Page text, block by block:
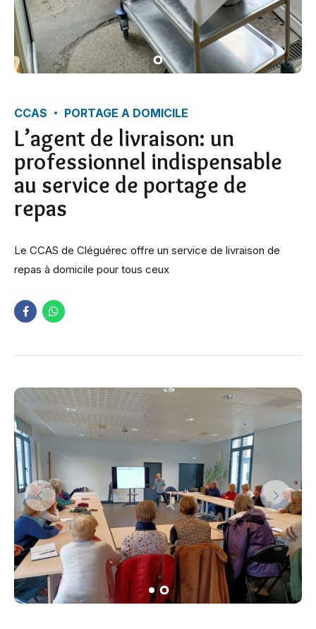
CCAS PORTAGE A DOMICILE
L’agent de livraison: un
professionnel indispensable
au service de portage de
repas
Le CCAS de Cléguérec offre un service de livraison de
repas à domicile pour tous ceux